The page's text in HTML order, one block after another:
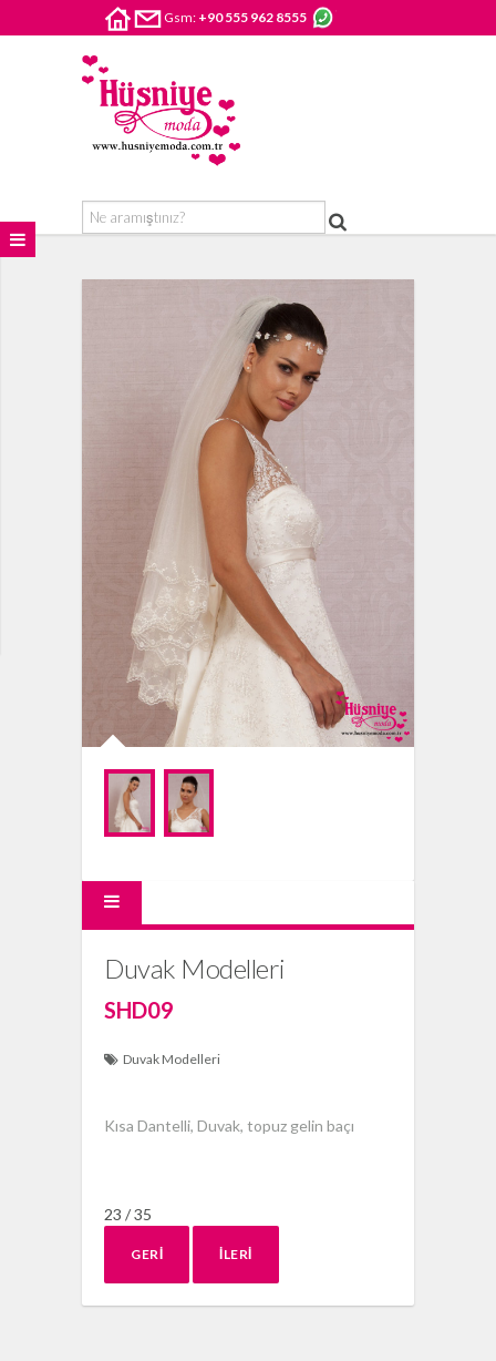
Gsm: +90 555 962 8555
Duvak Modelleri
SHD09
Duvak Modelleri
Kısa Dantelli, Duvak, topuz gelin baçı
23 / 35